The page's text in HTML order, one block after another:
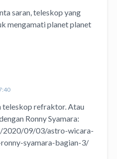
saran, teleskop yang
mengamati planet planet
teleskop refraktor. Atau
Ronny Syamara:
2020/09/03/astro-wicara-
syamara-bagian-3/